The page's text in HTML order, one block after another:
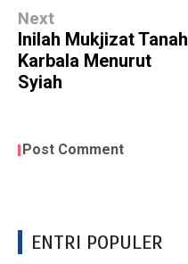
Next
Inilah Mukjizat Tanah
Karbala Menurut
Syiah
Post Comment
ENTRI POPULER